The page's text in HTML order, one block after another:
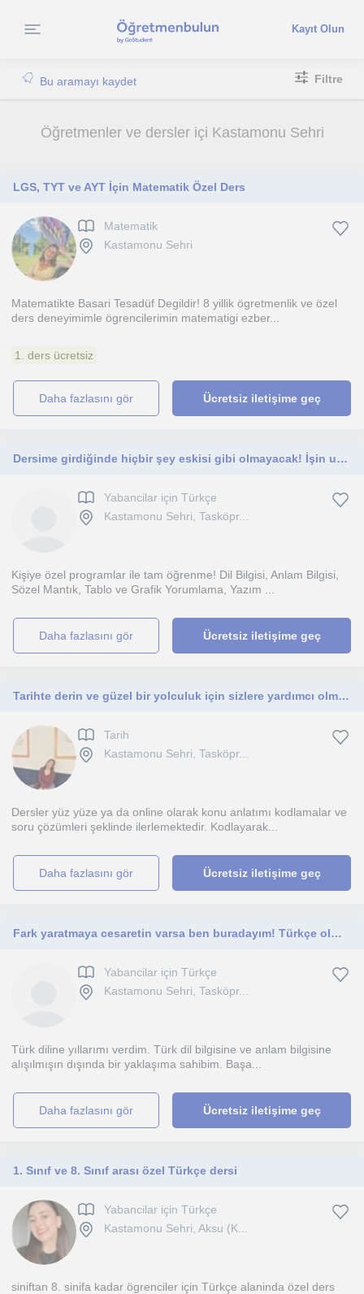
Kayıt Olun
Bu aramayı kaydet Filtre
Öğretmenler ve dersler içi Kastamonu Sehri
LGS, TYT ve AYT İçin Matematik Özel Ders
Matematik
Kastamonu Sehri
Matematikte Basari Tesadüf Degildir! 8 yillik ögretmenlik ve özel
ders deneyimimle ögrencilerimin matematigi ezber...
1. ders ücretsiz
daha fazlasını gör Ücretsiz iletişime geç
Dersime girdiğinde hiçbir şey eskisi gibi olmayacak! İşin uzmanından her kademede Türkçe öğretimi!
Yabancilar için Türkçe
Kastamonu Sehri, Tasköpr...
Kişiye özel programlar ile tam öğrenme! Dil Bilgisi, Anlam Bilgisi,
Sözel Mantık, Tablo ve Grafik Yorumlama, Yazım ...
daha fazlasını gör Ücretsiz iletişime geç
Tarihte derin ve güzel bir yolculuk için sizlere yardımcı olmayı çok isterim.
Tarih
Kastamonu Sehri, Tasköpr...
Dersler yüz yüze ya da online olarak konu anlatımı kodlamalar ve
soru çözümleri şeklinde ilerlemektedir. Kodlayarak...
daha fazlasını gör Ücretsiz iletişime geç
Fark yaratmaya cesaretin varsa ben buradayım! Türkçe olmadan olmaz!
Yabancilar için Türkçe
Kastamonu Sehri, Tasköpr...
Türk diline yıllarımı verdim. Türk dil bilgisine ve anlam bilgisine
alışılmışın dışında bir yaklaşıma sahibim. Başa...
daha fazlasını gör Ücretsiz iletişime geç
1. Sınıf ve 8. Sınıf arası özel Türkçe dersi
Yabancilar için Türkçe
Kastamonu Sehri, Aksu (K...
siniftan 8. sinifa kadar ögrenciler için Türkçe alaninda özel ders